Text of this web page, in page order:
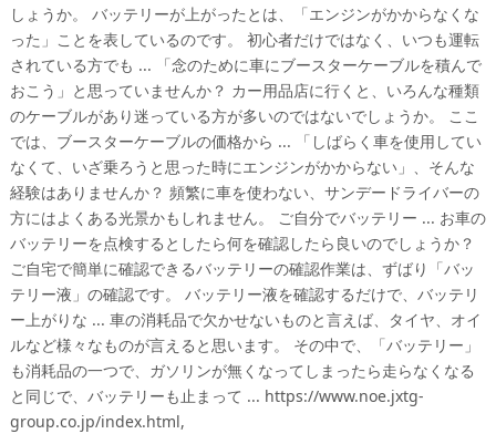
しょうか。 バッテリーが上がったとは、「エンジンがかからなくな
った」ことを表しているのです。 初心者だけではなく、いつも運転
されている方でも ... 「念のために車にブースターケーブルを積んで
おこう」と思っていませんか？ カー用品店に行くと、いろんな種類
のケーブルがあり迷っている方が多いのではないでしょうか。 ここ
では、ブースターケーブルの価格から ... 「しばらく車を使用してい
なくて、いざ乗ろうと思った時にエンジンがかからない」、そんな
経験はありませんか？ 頻繁に車を使わない、サンデードライバーの
方にはよくある光景かもしれません。 ご自分でバッテリー ... お車の
バッテリーを点検するとしたら何を確認したら良いのでしょうか？
ご自宅で簡単に確認できるバッテリーの確認作業は、ずばり「バッ
テリー液」の確認です。 バッテリー液を確認するだけで、バッテリ
ー上がりな ... 車の消耗品で欠かせないものと言えば、タイヤ、オイ
ルなど様々なものが言えると思います。 その中で、「バッテリー」
も消耗品の一つで、ガソリンが無くなってしまったら走らなくなる
と同じで、バッテリーも止まって ... https://www.noe.jxtg-
group.co.jp/index.html,